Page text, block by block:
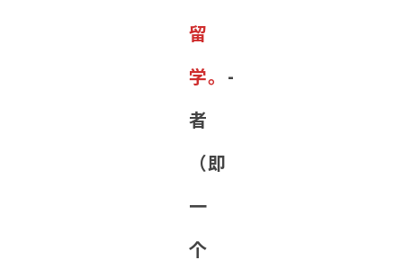
留
学。 -
者
（即
一
个